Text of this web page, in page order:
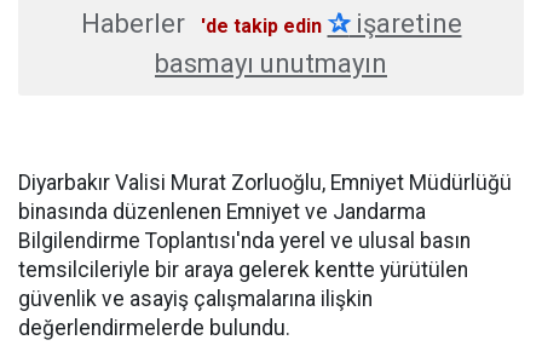
Haberler
'de takip edin ✰işaretine
basmayı unutmayın
Diyarbakır Valisi Murat Zorluoğlu, Emniyet Müdürlüğü
binasında düzenlenen Emniyet ve Jandarma
Bilgilendirme Toplantısı'nda yerel ve ulusal basın
temsilcileriyle bir araya gelerek kentte yürütülen
güvenlik ve asayiş çalışmalarına ilişkin
değerlendirmelerde bulundu.